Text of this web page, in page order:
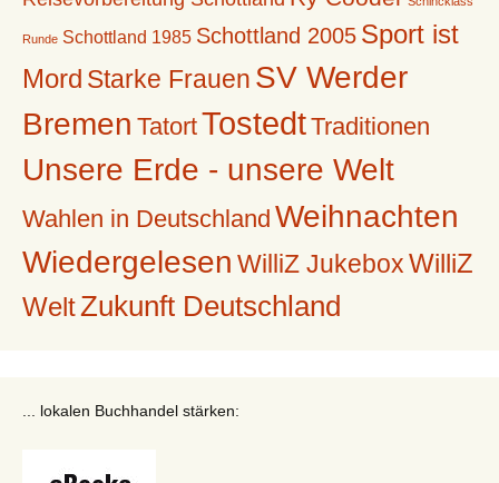
Runde Schottland 1985 Schottland 2005 Sport ist
Mord Starke Frauen SV Werder
Bremen TatortTostedtTraditionen
Unsere Erde - unsere Welt
Wahlen in Deutschland Weihnachten
Wiedergelesen WilliZ Jukebox WilliZ
WeltZukunft Deutschland
... lokalen Buchhandel stärken: